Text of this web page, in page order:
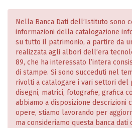
Nella Banca Dati dell’Istituto sono
informazioni della catalogazione
su tutto il patrimonio, a partire da
realizzata agli albori dell’era
89, che ha interessato l’intera
di stampe. Si sono succeduti nel
rivolti a catalogare i vari settori del
disegni, matrici, fotografie, grafica
abbiamo a disposizione
opere, stiamo lavorando per
ma consideriamo questa banca